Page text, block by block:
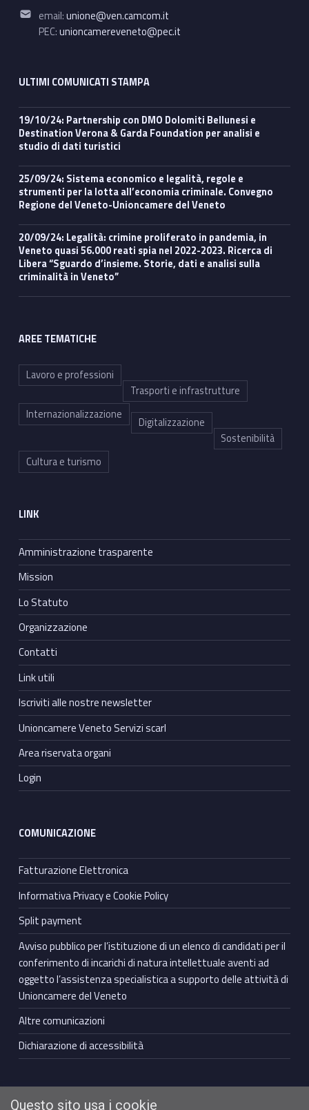
Email address:
email:unione@ven.camcom.it
PEC:unioncamereveneto@pec.it
ULTIMI COMUNICATI STAMPA
19/10/24: Partnership con DMO Dolomiti Bellunesi e
Destination Verona & Garda Foundation per analisi e
studio di dati turistici
25/09/24: Sistema economico e legalità, regole e
strumenti per la lotta all’economia criminale. Convegno
Regione del Veneto-Unioncamere del Veneto
20/09/24: Legalità: crimine proliferato in pandemia, in
Veneto quasi 56.000 reati spia nel 2022-2023. Ricerca di
Libera “Sguardo d’insieme. Storie, dati e analisi sulla
criminalità in Veneto”
AREE TEMATICHE
Lavoro e professioni
Trasporti e infrastrutture
Internazionalizzazione
Digitalizzazione
Sostenibilità
Cultura e turismo
LINK
Amministrazione trasparente
Mission
Lo Statuto
Organizzazione
Contatti
Link utili
Iscriviti alle nostre newsletter
Unioncamere Veneto Servizi scarl
Area riservata organi
Login
COMUNICAZIONE
Fatturazione Elettronica
Informativa Privacy e Cookie Policy
Split payment
Avviso pubblico per l’istituzione di un elenco di candidati per il
conferimento di incarichi di natura intellettuale aventi ad
oggetto l’assistenza specialistica a supporto delle attività di
Unioncamere del Veneto
Altre comunicazioni
Dichiarazione di accessibilità
Questo sito usa i cookie